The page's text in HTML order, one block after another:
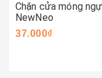
Chặn cửa móng
NewNeo
37.000₫